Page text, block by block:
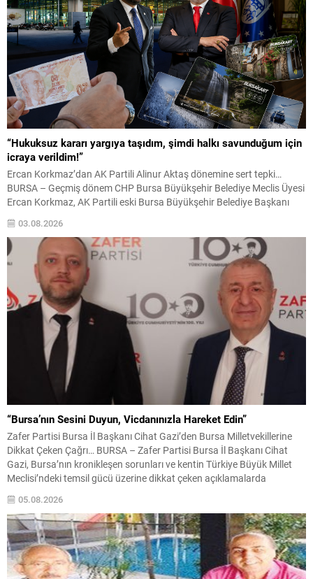
“Hukuksuz kararı yargıya taşıdım, şimdi halkı savunduğum için
icraya verildim!”
Ercan Korkmaz’dan AK Partili Alinur Aktaş dönemine sert tepki…
BURSA – Geçmiş dönem CHP Bursa Büyükşehir Belediye Meclis Üyesi
Ercan Korkmaz, AK Partili eski Bursa Büyükşehir Belediye Başkanı
vatandaşı doğrudan etkileyen belediye meclis kararlarına ilişkin çok
sert açıklamalarda bulundu....
03.08.2026
“Bursa’nın Sesini Duyun, Vicdanınızla Hareket Edin”
Zafer Partisi Bursa İl Başkanı Cihat Gazi’den Bursa Milletvekillerine
Dikkat Çeken Çağrı… BURSA – Zafer Partisi Bursa İl Başkanı Cihat
Gazi, Bursa’nın kronikleşen sorunları ve kentin Türkiye Büyük Millet
Meclisi’ndeki temsil gücü üzerine dikkat çeken açıklamalarda
bulundu. Vatandaşların Bursa milletvekillerini ne kadar tanıdığına
ilişkin yapılan sokak röportajlarını değerlendiren Gazi, ortaya...
05.08.2026